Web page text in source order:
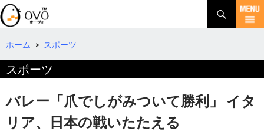
検
索
コ
テ
へ
動
ホーム > スポーツ
スポーツ
バレー「爪でしがみついて勝利」 イタ
リア、日本の戦いたたえる